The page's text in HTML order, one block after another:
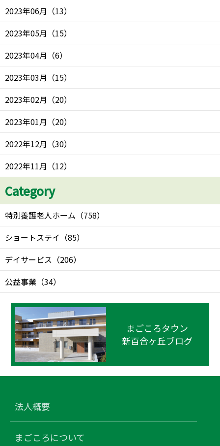
2023年06月 （13）
2023年05月 （15）
2023年04月 （6）
2023年03月 （15）
2023年02月 （20）
2023年01月 （20）
2022年12月 （30）
2022年11月 （12）
Category
特別養護老人ホーム （758）
ショートステイ （85）
デイサービス （206）
公益事業 （34）
まごころタウン
新百合ヶ丘ブログ
法人概要
まごころについて